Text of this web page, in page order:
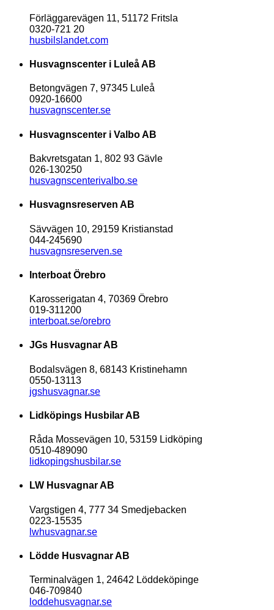
Förläggarevägen 11, 51172 Fritsla
0320-721 20
husbilslandet.com
Husvagnscenter i Luleå AB
Betongvägen 7, 97345 Luleå
0920-16600
husvagnscenter.se
Husvagnscenter i Valbo AB
Bakvretsgatan 1, 802 93 Gävle
026-130250
husvagnscenterivalbo.se
Husvagnsreserven AB
Sävvägen 10, 29159 Kristianstad
044-245690
husvagnsreserven.se
Interboat Örebro
Karosserigatan 4, 70369 Örebro
019-311200
interboat.se/orebro
JGs Husvagnar AB
Bodalsvägen 8, 68143 Kristinehamn
0550-13113
jgshusvagnar.se
Lidköpings Husbilar AB
Råda Mossevägen 10, 53159 Lidköping
0510-489090
lidkopingshusbilar.se
LW Husvagnar AB
Vargstigen 4, 777 34 Smedjebacken
0223-15535
lwhusvagnar.se
Lödde Husvagnar AB
Terminalvägen 1, 24642 Löddeköpinge
046-709840
loddehusvagnar.se